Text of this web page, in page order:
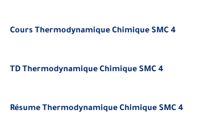
Cours Thermodynamique Chimique SMC 4
TD Thermodynamique Chimique SMC 4
Résume Thermodynamique Chimique SMC 4